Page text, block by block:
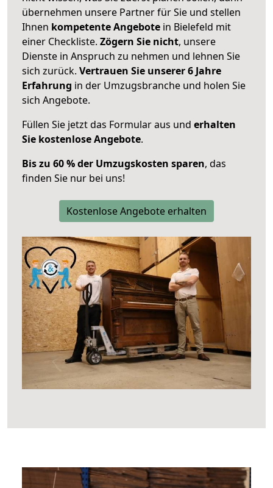
übernehmen unsere Partner für Sie und stellen
Ihnen kompetente Angebote in Bielefeld mit
einer Checkliste. Zögern Sie nicht, unsere
Dienste in Anspruch zu nehmen und lehnen Sie
sich zurück. Vertrauen Sie unserer 6 Jahre
Erfahrung in der Umzugsbranche und holen Sie
sich Angebote.
Füllen Sie jetzt das Formular aus und erhalten
Sie kostenlose Angebote.
Bis zu 60 % der Umzugskosten sparen, das
finden Sie nur bei uns!
Kostenlose Angebote erhalten